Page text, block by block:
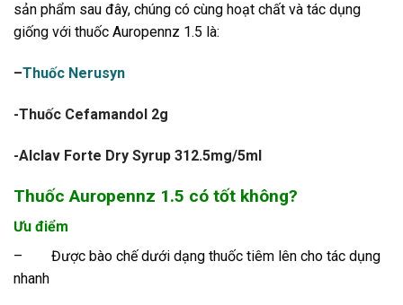
sản phẩm sau đây, chúng có cùng hoạt chất và tác dụng
giống với thuốc Auropennz 1.5 là:
–Thuốc Nerusyn
-Thuốc Cefamandol 2g
-Alclav Forte Dry Syrup 312.5mg/5ml
Thuốc Auropennz 1.5 có tốt không?
Ưu điểm
–
Được bào chế dưới dạng thuốc tiêm lên cho tác dụng
nhanh